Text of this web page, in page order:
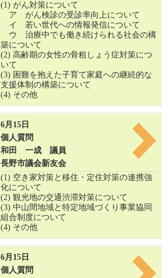
(1) がん対策について
ア がん検診の受診率向上について
イ 若い世代への情報発信について
ウ 治療中でも働き続けられる社会の構
築について
(2) 高齢期の女性の骨粗しょう症対策につ
いて
(3) 困難を抱えた子育て家庭への継続的な
支援体制の構築について
(4) その他
6月15日
個人質問
和田 一成 議員
長野市議会新友会
(1) 空き家対策と移住・定住対策の連携強
化について
(2) 観光地の交通渋滞対策について
(3) 中山間地域と特定地域づくり事業協同
組合制度について
(4) その他
6月15日
個人質問